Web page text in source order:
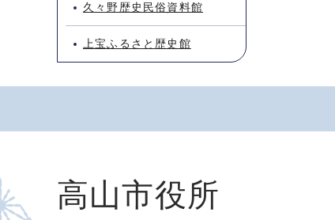
久々野歴史民俗資料館
上宝ふるさと歴史館
高山市役所